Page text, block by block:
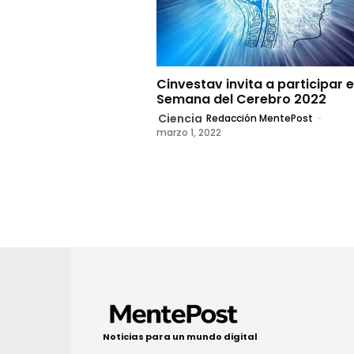
Cinvestav invita a participar
Semana del Cerebro 2022
Ciencia Redacción MentePost -
marzo 1, 2022
Noticias para un mundo digital